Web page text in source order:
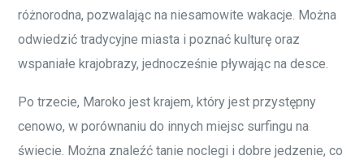
różnorodna, pozwalając na niesamowite wakacje. Można
odwiedzić tradycyjne miasta i poznać kulturę oraz
wspaniałe krajobrazy, jednocześnie pływając na desce.
Po trzecie, Maroko jest krajem, który jest przystępny
cenowo, w porównaniu do innych miejsc surfingu na
świecie. Można znaleźć tanie noclegi i dobre jedzenie, co